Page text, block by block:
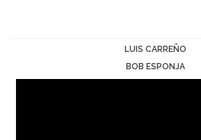
LUIS CARREÑO
BOB ESPONJA